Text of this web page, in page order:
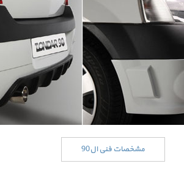
مشخصات فنی ال90